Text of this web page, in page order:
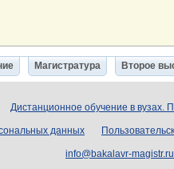
Магистратура Второе
Дистанционное обучение в вузах.
данных
info@bakalavr-magistr.ru